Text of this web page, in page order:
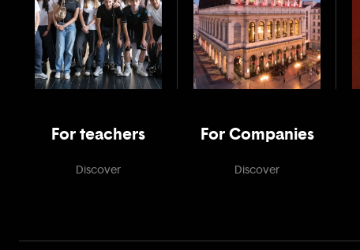
For teachers
Discover
For Companies
Discover